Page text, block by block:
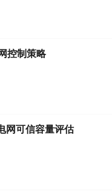
控制策略
网可信容量评估